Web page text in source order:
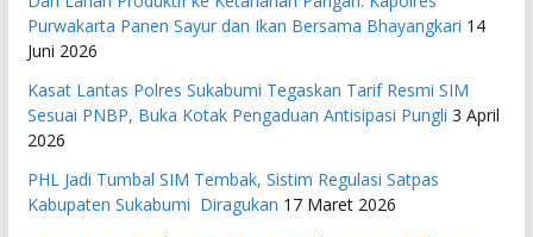
Purwakarta Panen Sayur dan Ikan Bersama Bhayangkari 14
Juni 2026
Kasat Lantas Polres Sukabumi Tegaskan Tarif Resmi SIM
Sesuai PNBP, Buka Kotak Pengaduan Antisipasi Pungli 3 April
2026
PHL Jadi Tumbal SIM Tembak, Sistim Regulasi Satpas
Kabupaten Sukabumi Diragukan 17 Maret 2026